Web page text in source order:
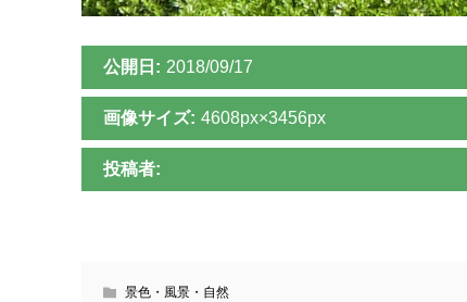
公開日: 2018/09/17
画像サイズ: 4608px×3456px
投稿者:
景色・風景・自然